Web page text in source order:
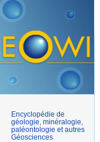
Encyclopédie de
géologie, minéralogie,
paléontologie et autres
Géosciences